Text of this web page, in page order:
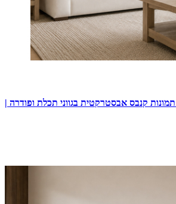
קנבס אבסטרקטית בגווני תכלת ופודרה |